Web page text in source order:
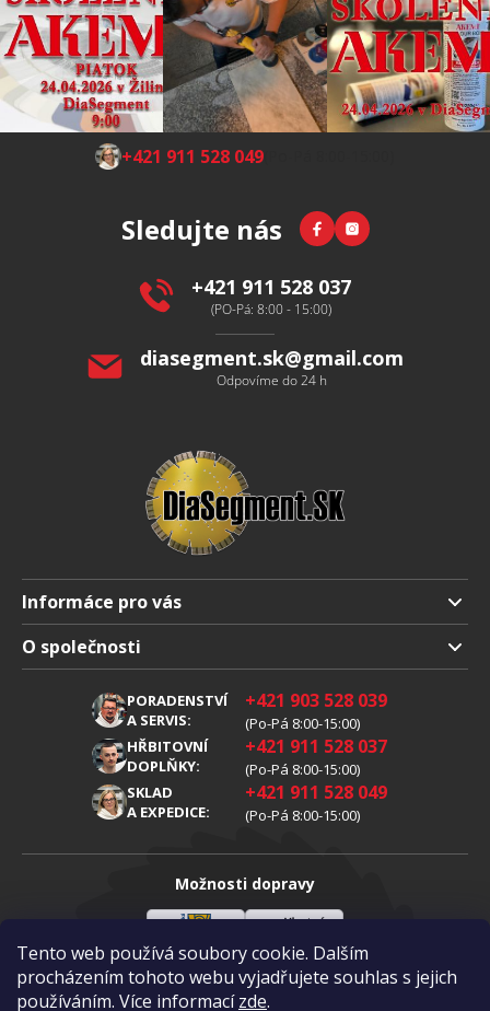
Tento web používá soubory cookie. Dalším
procházením tohoto webu vyjadřujete souhlas s jejich
používáním. Více informacízde.
Z +421 911 528 049
Sledujte nás Facebook
Instagram
+421 911 528 037
(PO-Pá: 8:00 - 15:00)
diasegment.sk@gmail.com
Odpovíme do 24 h
Informáce pro vás
Doprava a platba
Obchodní podmienky
Reklamáce
Zpracování osobních údajů
O společnosti
PORADENSTVÍ
A SERVIS:
+421 903 528 039
(Po-Pá 8:00-15:00)
HŘBITOVNÍ
DOPLŇKY:
+421 911 528 037
(Po-Pá 8:00-15:00)
SKLAD
A EXPEDICE:
+421 911 528 049
(Po-Pá 8:00-15:00)
Možnosti dopravy
Slovenská
pošta
Vlastní
doprava
Možnosti platby